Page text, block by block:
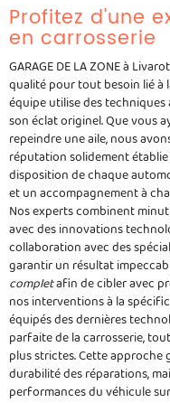
Profitez d'une
en carrosserie
GARAGE DE LA ZONE à
qualité pour tout besoin lié à
équipe utilise des
son éclat originel. Que vous
repeindre une aile, nous
réputation solidement
disposition de chaque
et un accompagnement à
Nos experts combinent
avec des innovations
collaboration avec des
garantir un résultat
completafin de cibler avec
nos interventions à la
équipés des dernières
parfaite de la carrosserie,
plus strictes. Cette
durabilité des réparations,
performances du véhicule